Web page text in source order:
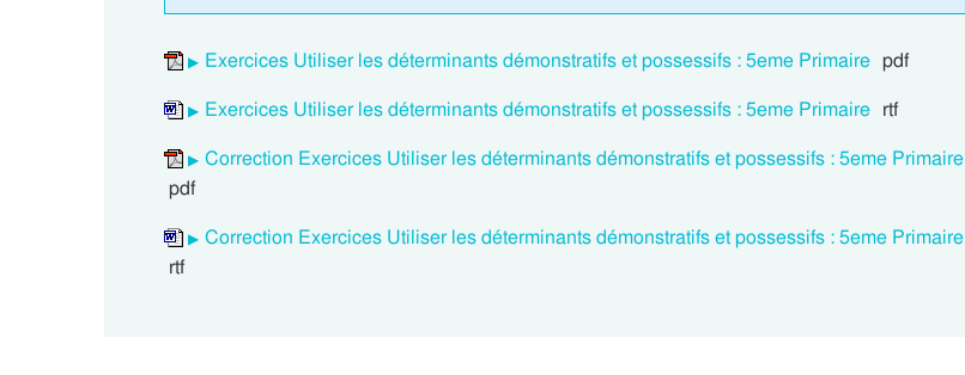
Exercices Utiliser les déterminants démonstratifs et possessifs : 5eme Primaire pdf
Exercices Utiliser les déterminants démonstratifs et possessifs : 5eme Primaire rtf
Correction Exercices Utiliser les déterminants démonstratifs et possessifs : 5eme Primaire
pdf
Correction Exercices Utiliser les déterminants démonstratifs et possessifs : 5eme Primaire
rtf